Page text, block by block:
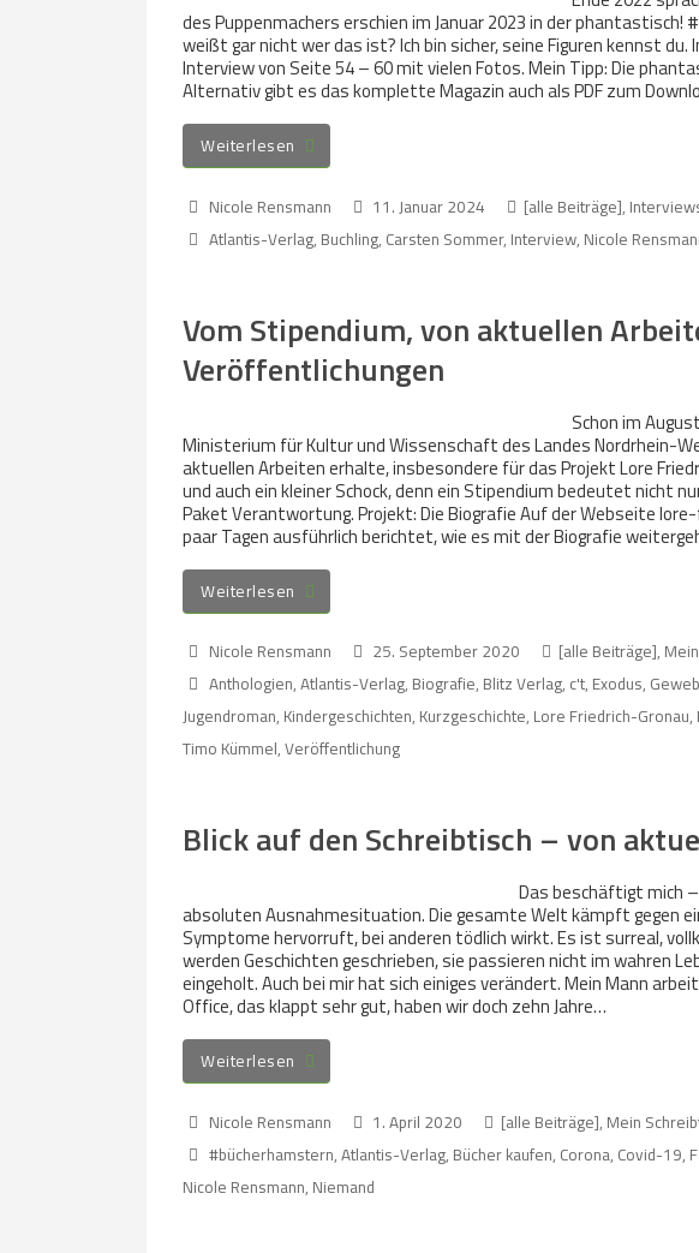
des Puppenmachers erschien im Januar 2023 in der phantastisch!
weißt gar nicht wer das ist? Ich bin sicher, seine Figuren kennst
Interview von Seite 54 – 60 mit vielen Fotos. Mein Tipp: Die
Alternativ gibt es das komplette Magazin auch als PDF zum
Weiterlesen
Nicole Rensmann 11. Januar 2024 [alle Beiträge],
Atlantis-Verlag, Buchling, Carsten Sommer, Interview, Nicole
Vom Stipendium, von aktuellen
Veröffentlichungen
Schon im
Ministerium für Kultur und Wissenschaft des Landes Nordrhein-
aktuellen Arbeiten erhalte, insbesondere für das Projekt Lore
und auch ein kleiner Schock, denn ein Stipendium bedeutet nicht
Paket Verantwortung. Projekt: Die Biografie Auf der Webseite
paar Tagen ausführlich berichtet, wie es mit der Biografie
Weiterlesen
Nicole Rensmann 25. September 2020 [alle Beiträge],
Anthologien,Atlantis-Verlag, Biografie, Blitz Verlag, c't, Exodus,
Jugendroman, Kindergeschichten, Kurzgeschichte, Lore Friedrich-Gronau,
Timo Kümmel, Veröffentlichung
Blick auf den Schreibtisch – von
Das beschäftigt mich
absoluten Ausnahmesituation. Die gesamte Welt kämpft gegen
Symptome hervorruft, bei anderen tödlich wirkt. Es ist surreal,
werden Geschichten geschrieben, sie passieren nicht im wahren
eingeholt. Auch bei mir hat sich einiges verändert. Mein Mann
Office, das klappt sehr gut, haben wir doch zehn Jahre…
Weiterlesen
Nicole Rensmann 1. April 2020 [alle Beiträge], Mein
#bücherhamstern,Atlantis-Verlag, Bücher kaufen, Corona, Covid-19,
Nicole Rensmann, Niemand